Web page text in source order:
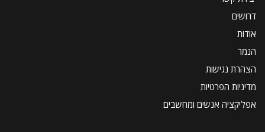
דרושים
אודות
הנמר
הצהרת נגישות
מדיניות הפרטיות
אפליקציה אנשים ומחשבים